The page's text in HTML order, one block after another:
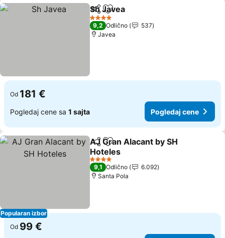
Deli Dodati u favorite
Sh Javea
4 Zvezdice
9,2 Odlično
537
Javea
Od 181 €
Pogledaj cene sa 1 sajta Pogledaj cene
Popularan izbor
Deli Dodati u favorite
AJ Gran Alacant by SH
Hoteles
Pogledaj cene
4 Zvezdice
9,1 Odlično
6.092
Santa Pola
Od 99 €